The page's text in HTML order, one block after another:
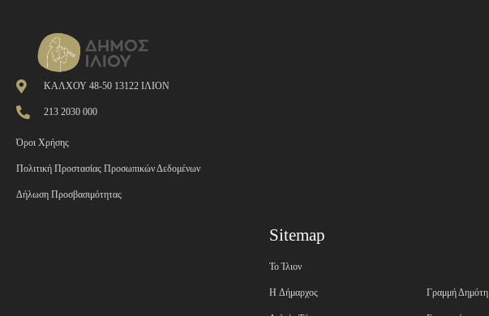
ΚΑΛΧΟΥ 48-50 13122 ΙΛΙΟΝ
213 2030 000
Όροι Χρήσης
Πολιτική Προστασίας Προσωπικών Δεδομένων
Δήλωση Προσβασιμότητας
Sitemap
Το Ίλιον
H Δήμαρχος Γραμμή Δημότη